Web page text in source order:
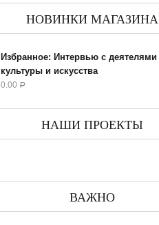
НОВИНКИ МАГАЗИНА
Избранное: Интервью с деятелями
культуры и искусства
0.00 Р
НАШИ ПРОЕКТЫ
ВАЖНО